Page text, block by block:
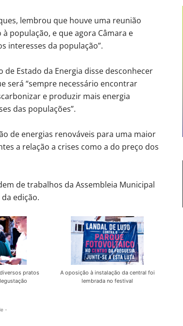
lembrou que houve uma reunião
população, e que agora Câmara e
interesses da população”.
de Estado da Energia disse desconhecer
será “sempre necessário encontrar
e produzir mais energia
das populações”.
de energias renováveis para uma maior
a relação a crises como a do preço dos
de trabalhos da Assembleia Municipal
edição.
pratos
A oposição à instalação da central foi
lembrada no festival
-